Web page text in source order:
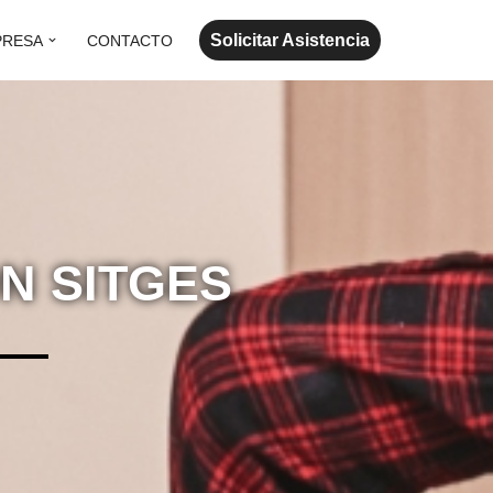
CONTACTO Solicitar Asistencia
SITGES